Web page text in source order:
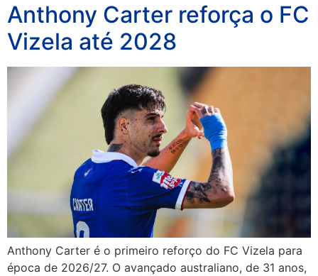
Anthony Carter reforça o FC
Vizela até 2028
Anthony Carter é o primeiro reforço do FC Vizela para
época de 2026/27. O avançado australiano, de 31 anos,